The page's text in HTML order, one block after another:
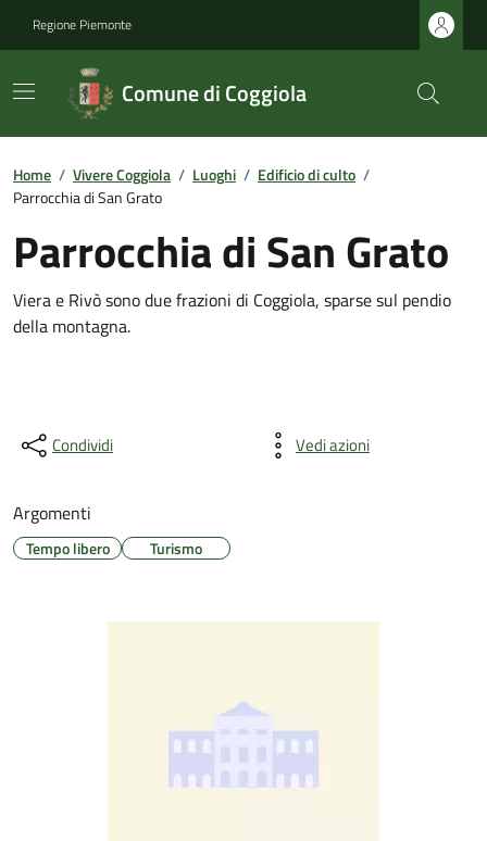
Regione Piemonte
Comune di Coggiola
Home / Vivere Coggiola / Luoghi / Edificio di culto /
Parrocchia di San Grato
Parrocchia di San Grato
Viera e Rivò sono due frazioni di Coggiola, sparse sul pendio
della montagna.
Condividi Vedi azioni
Argomenti
Tempo libero Turismo